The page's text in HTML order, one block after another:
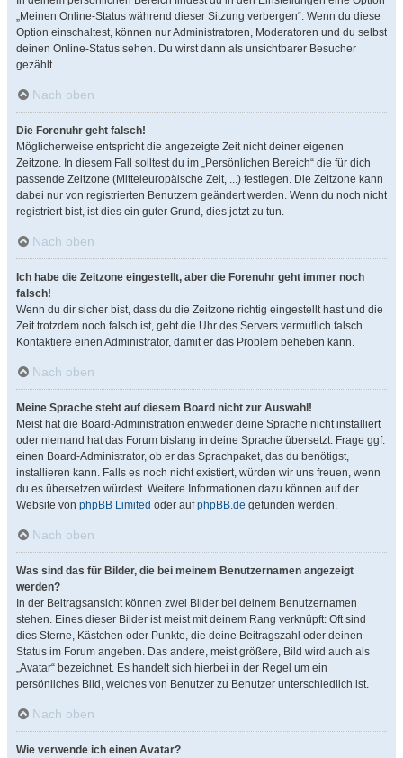
„Meinen Online-Status während dieser Sitzung verbergen“. Wenn du diese
Option einschaltest, können nur Administratoren, Moderatoren und du selbst
deinen Online-Status sehen. Du wirst dann als unsichtbarer Besucher
gezählt.
Nach oben
Die Forenuhr geht falsch!
Möglicherweise entspricht die angezeigte Zeit nicht deiner eigenen
Zeitzone. In diesem Fall solltest du im „Persönlichen Bereich“ die für dich
passende Zeitzone (Mitteleuropäische Zeit, ...) festlegen. Die Zeitzone kann
dabei nur von registrierten Benutzern geändert werden. Wenn du noch nicht
registriert bist, ist dies ein guter Grund, dies jetzt zu tun.
Nach oben
Ich habe die Zeitzone eingestellt, aber die Forenuhr geht immer noch
falsch!
Wenn du dir sicher bist, dass du die Zeitzone richtig eingestellt hast und die
Zeit trotzdem noch falsch ist, geht die Uhr des Servers vermutlich falsch.
Kontaktiere einen Administrator, damit er das Problem beheben kann.
Nach oben
Meine Sprache steht auf diesem Board nicht zur Auswahl!
Meist hat die Board-Administration entweder deine Sprache nicht installiert
oder niemand hat das Forum bislang in deine Sprache übersetzt. Frage ggf.
einen Board-Administrator, ob er das Sprachpaket, das du benötigst,
installieren kann. Falls es noch nicht existiert, würden wir uns freuen, wenn
du es übersetzen würdest. Weitere Informationen dazu können auf der
Website von phpBB Limited oder aufphpBB.de gefunden werden.
Nach oben
Was sind das für Bilder, die bei meinem Benutzernamen angezeigt
werden?
In der Beitragsansicht können zwei Bilder bei deinem Benutzernamen
stehen. Eines dieser Bilder ist meist mit deinem Rang verknüpft: Oft sind
dies Sterne, Kästchen oder Punkte, die deine Beitragszahl oder deinen
Status im Forum angeben. Das andere, meist größere, Bild wird auch als
„Avatar“ bezeichnet. Es handelt sich hierbei in der Regel um ein
persönliches Bild, welches von Benutzer zu Benutzer unterschiedlich ist.
Nach oben
Wie verwende ich einen Avatar?